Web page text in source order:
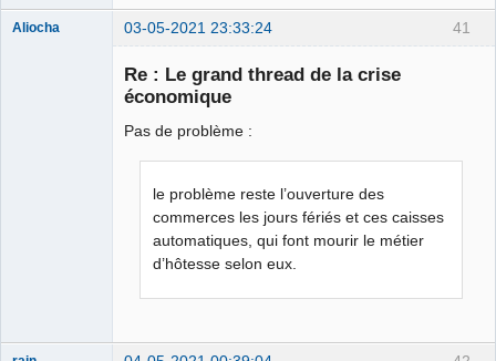
41
Aliocha 03-05-2021 23:33:24
Re : Le grand thread de la crise
économique
Pas de problème :
le problème reste l’ouverture des
commerces les jours fériés et ces caisses
automatiques, qui font mourir le métier
d’hôtesse selon eux.